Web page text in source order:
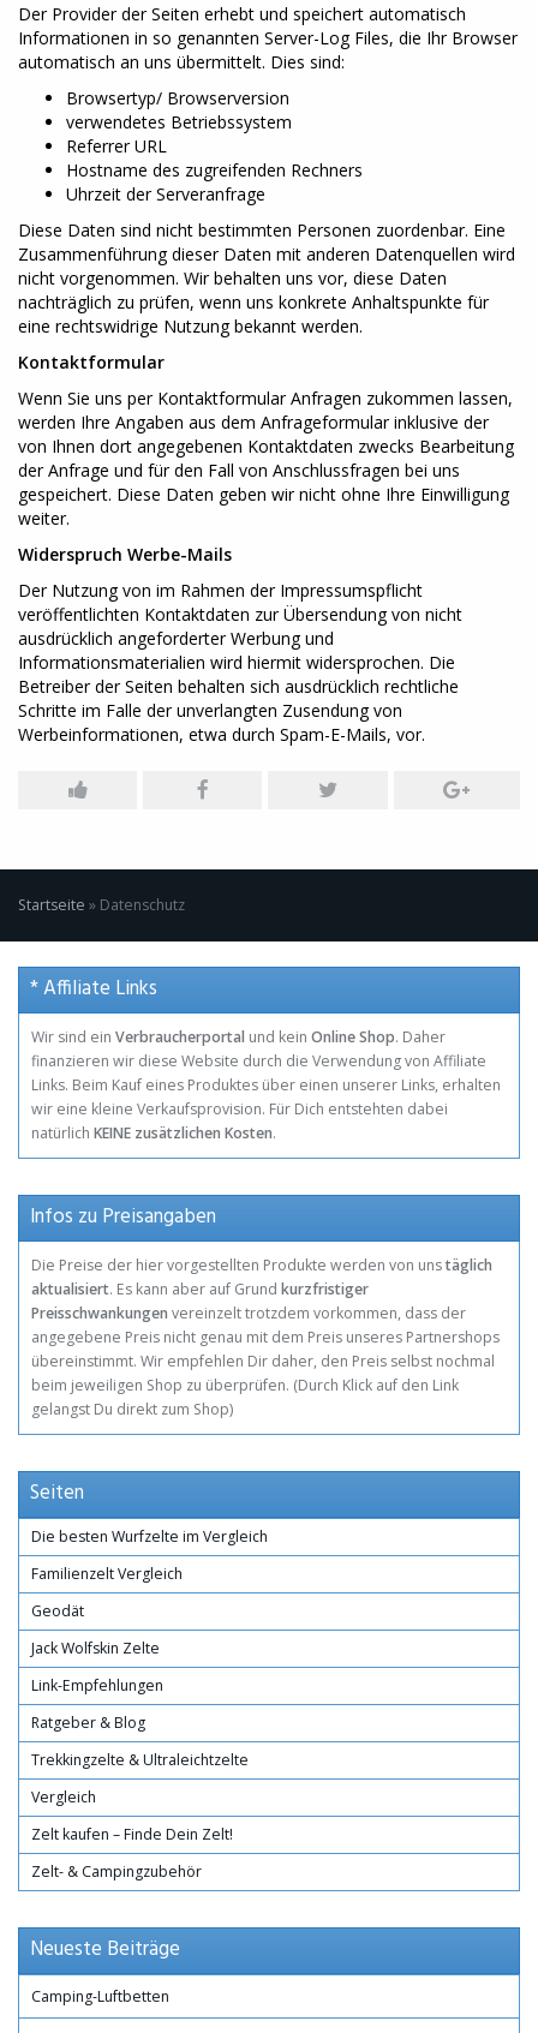
Der Provider der Seiten erhebt und speichert automatisch
Informationen in so genannten Server-Log Files, die Ihr Browser
automatisch an uns übermittelt. Dies sind:
Browsertyp/ Browserversion
verwendetes Betriebssystem
Referrer URL
Hostname des zugreifenden Rechners
Uhrzeit der Serveranfrage
Diese Daten sind nicht bestimmten Personen zuordenbar. Eine
Zusammenführung dieser Daten mit anderen Datenquellen wird
nicht vorgenommen. Wir behalten uns vor, diese Daten
nachträglich zu prüfen, wenn uns konkrete Anhaltspunkte für
eine rechtswidrige Nutzung bekannt werden.
Kontaktformular
Wenn Sie uns per Kontaktformular Anfragen zukommen lassen,
werden Ihre Angaben aus dem Anfrageformular inklusive der
von Ihnen dort angegebenen Kontaktdaten zwecks Bearbeitung
der Anfrage und für den Fall von Anschlussfragen bei uns
gespeichert. Diese Daten geben wir nicht ohne Ihre Einwilligung
weiter.
Widerspruch Werbe-Mails
Der Nutzung von im Rahmen der Impressumspflicht
veröffentlichten Kontaktdaten zur Übersendung von nicht
ausdrücklich angeforderter Werbung und
Informationsmaterialien wird hiermit widersprochen. Die
Betreiber der Seiten behalten sich ausdrücklich rechtliche
Schritte im Falle der unverlangten Zusendung von
Werbeinformationen, etwa durch Spam-E-Mails, vor.
Startseite » Datenschutz
* Affiliate Links
Wir sind ein Verbraucherportal und kein Online Shop. Daher
finanzieren wir diese Website durch die Verwendung von Affiliate
Links. Beim Kauf eines Produktes über einen unserer Links, erhalten
wir eine kleine Verkaufsprovision. Für Dich entstehten dabei
natürlich KEINE zusätzlichen Kosten.
Infos zu Preisangaben
Die Preise der hier vorgestellten Produkte werden von unstäglich
aktualisiert. Es kann aber auf Grund kurzfristiger
Preisschwankungen vereinzelt trotzdem vorkommen, dass der
angegebene Preis nicht genau mit dem Preis unseres Partnershops
übereinstimmt. Wir empfehlen Dir daher, den Preis selbst nochmal
beim jeweiligen Shop zu überprüfen. (Durch Klick auf den Link
gelangst Du direkt zum Shop)
Seiten
Die besten Wurfzelte im Vergleich
Familienzelt Vergleich
Geodät
Jack Wolfskin Zelte
Link-Empfehlungen
Ratgeber & Blog
Trekkingzelte & Ultraleichtzelte
Vergleich
Zelt kaufen – Finde Dein Zelt!
Zelt- & Campingzubehör
Neueste Beiträge
Camping-Luftbetten